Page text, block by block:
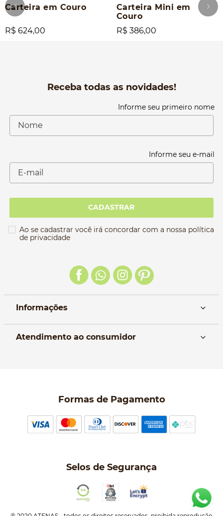
Carteira em Couro
R$ 624,00
Carteira Mini em
Couro
R$ 386,00
Receba todas as novidades!
Informe seu primeiro nome
Informe seu e-mail
CADASTRAR
Ao se cadastrar você irá concordar com a nossa política
de privacidade
Informações
Atendimento ao consumidor
Política de Privacidade
Perguntas frequentes
Formas de Pagamento
Selos de Segurança